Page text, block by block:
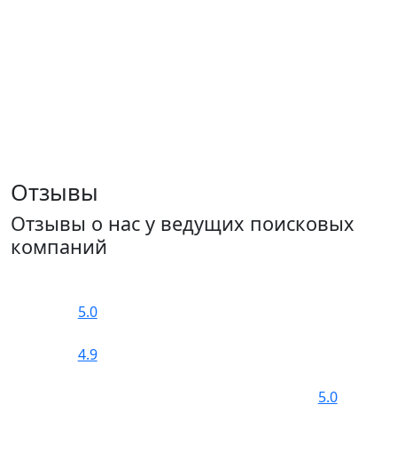
Отзывы
Отзывы о нас у ведущих поисковых
компаний
5.0
4.9
5.0